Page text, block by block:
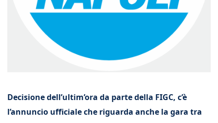
Decisione dell’ultim’ora da parte della FIGC, c’è
l’annuncio ufficiale che riguarda anche la gara tra